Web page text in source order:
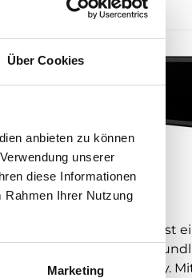
Über Cookies
anbieten zu können
unserer
diese Informationen
Rahmen Ihrer Nutzung
Marketing
REGIN
ED-T70W-2 ist
Touchdisplay.